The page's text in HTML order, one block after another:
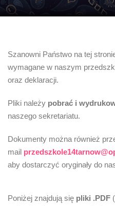
Szanowni Państwo na tej
wymagane w naszym
oraz deklaracji.
Pliki należy pobrać i
naszego sekretariatu.
Dokumenty można również
mail
aby dostarczyć oryginały do
Poniżej znajdują się pliki .PDF